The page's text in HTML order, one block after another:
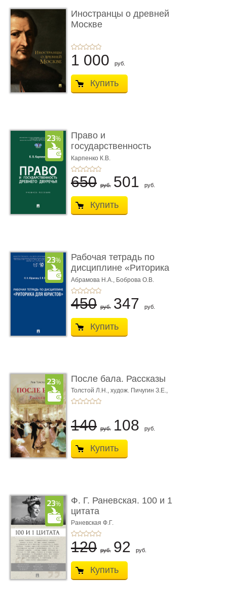
Иностранцы о древней
Москве
1 000 руб.
Купить
Право и
государственность
Древнего Двуречья. �
...
Карпенко К.В.
650 руб. 501 руб.
Купить
Рабочая тетрадь по
дисциплине «Риторика
для ю� ...
Абрамова Н.А., Боброва О.В.
450 руб. 347 руб.
Купить
После бала. Рассказы
Толстой Л.Н., худож. Пичугин З.Е.,
худож. Лебедев А.И.,
140 руб. 108 руб.
Купить
Ф. Г. Раневская. 100 и 1
цитата
Раневская Ф.Г.
120 руб. 92 руб.
Купить